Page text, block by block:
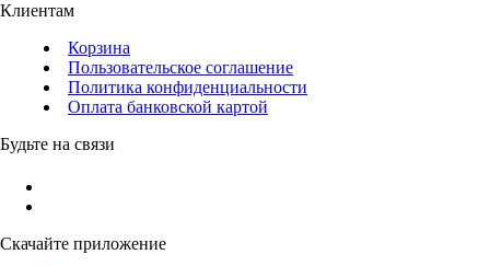
Клиентам
Корзина
Пользовательское соглашение
Политика конфиденциальности
Оплата банковской картой
Будьте на связи
Скачайте приложение